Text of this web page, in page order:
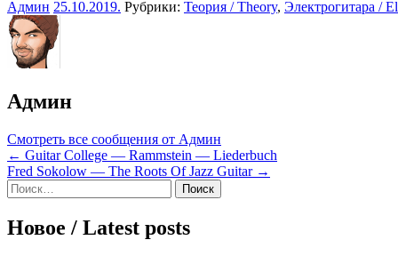
Админ 25.10.2019. Рубрики: Теория / Theory, Электрогитара /
Админ
Смотреть все сообщения от Админ
Навигация
по
записям
← Guitar College — Rammstein — Liederbuch
Fred Sokolow — The Roots Of Jazz Guitar →
Sidebar
Найти:
Новое / Latest posts